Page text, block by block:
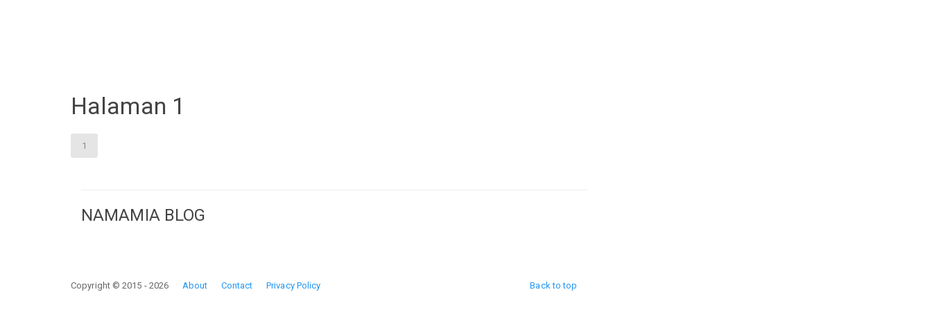
Halaman 1
1
NAMAMIA BLOG
Back to top
Copyright © 2015 - 2026 About Contact Privacy Policy